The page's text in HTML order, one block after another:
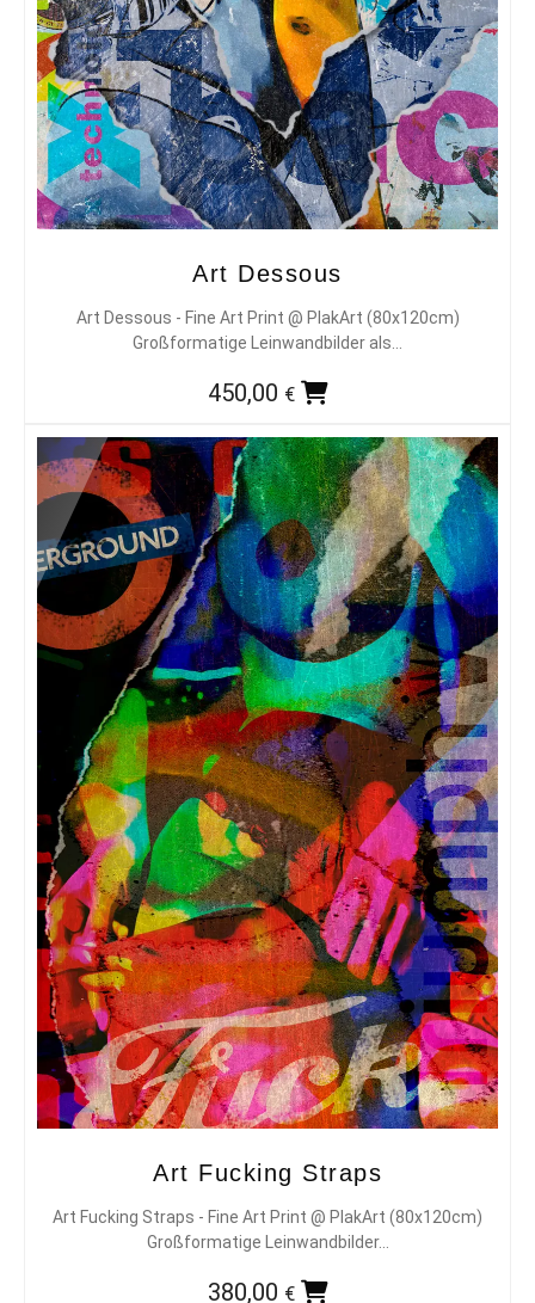
Art Dessous
Art Dessous - Fine Art Print @ PlakArt (80x120cm)
Großformatige Leinwandbilder als…
450,00 €
Art Fucking Straps
Art Fucking Straps - Fine Art Print @ PlakArt (80x120cm)
Großformatige Leinwandbilder…
380,00 €